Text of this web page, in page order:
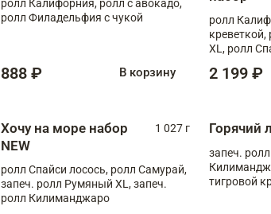
ролл Калифорния, ролл с авокадо,
ролл Филадельфия с чукой
888 ₽ В корзину
ролл
XL, ролл
Медовая
2 199 ₽
Хочу на море набор
NEW
1 027 г
ролл Спайси лосось, ролл Самурай,
запеч. ролл Румяный XL, запеч.
ролл Килиманджаро
Горячий
запеч.
тигровой